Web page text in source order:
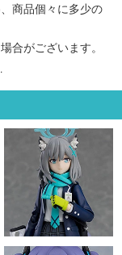
商品個々に多少の
合がございます。